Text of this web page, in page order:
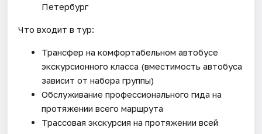
Петербург
Что входит в тур:
Трансфер на комфортабельном автобусе
экскурсионного класса (вместимость автобуса
зависит от набора группы)
Обслуживание профессионального гида на
протяжении всего маршрута
Трассовая экскурсия на протяжении всей